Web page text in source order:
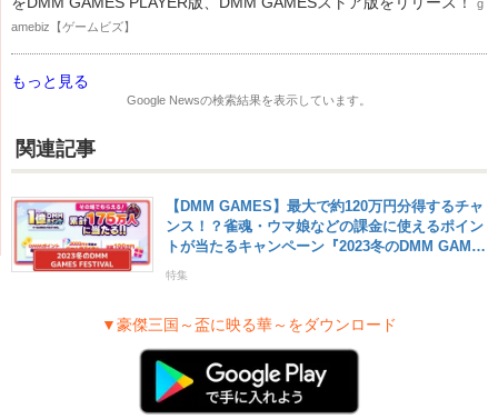
g
amebiz【ゲームビズ】
もっと見る
Google Newsの検索結果を表示しています。
関連記事
【DMM GAMES】最大で約120万円分得するチャ
ンス！？雀魂・ウマ娘などの課金に使えるポイン
トが当たるキャンペーン『2023冬のDMM GAME
特集
▼豪傑三国～盃に映る華～をダウンロード